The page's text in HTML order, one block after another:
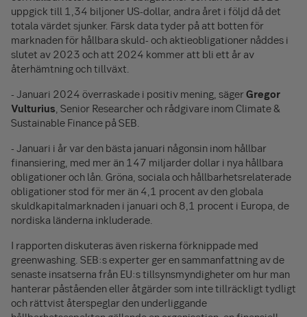
uppgick till 1,34 biljoner US-dollar, andra året i följd då det
totala värdet sjunker. Färsk data tyder på att botten för
marknaden för hållbara skuld- och aktieobligationer nåddes i
slutet av 2023 och att 2024 kommer att bli ett år av
återhämtning och tillväxt.
- Januari 2024 överraskade i positiv mening, sägerGregor
Vulturius, Senior Researcher och rådgivare inom Climate &
Sustainable Finance på SEB.
- Januari i år var den bästa januari någonsin inom hållbar
finansiering, med mer än 147 miljarder dollar i nya hållbara
obligationer och lån. Gröna, sociala och hållbarhetsrelaterade
obligationer stod för mer än 4,1 procent av den globala
skuldkapitalmarknaden i januari och 8,1 procent i Europa, de
nordiska länderna inkluderade.
I rapporten diskuteras även riskerna förknippade med
greenwashing. SEB:s experter ger en sammanfattning av de
senaste insatserna från EU:s tillsynsmyndigheter om hur man
hanterar påståenden eller åtgärder som inte tillräckligt tydligt
och rättvist återspeglar den underliggande